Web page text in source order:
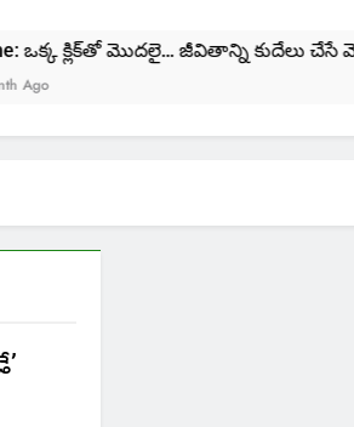
మొదలై… జీవితాన్ని కుదేలు చేసే మోసాలు..!!